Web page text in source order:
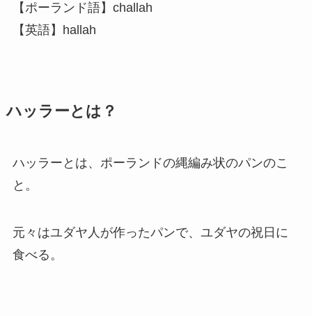
【ポーランド語】challah
【英語】
hallah
ハッラーとは？
ハッラーとは、ポーランドの縄編み状のパンのこ
と。
元々はユダヤ人が作ったパンで、ユダヤの祝日に
食べる。